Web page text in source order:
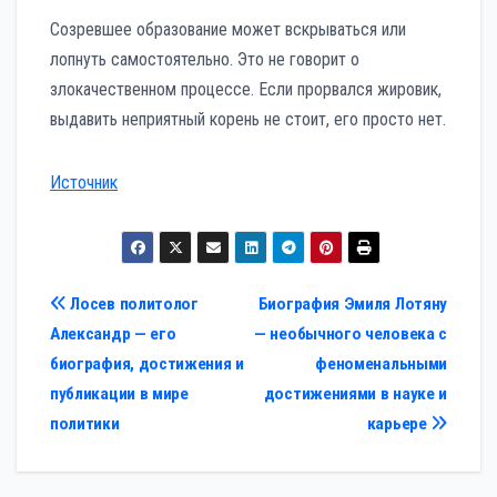
Созревшее образование может вскрываться или
лопнуть самостоятельно. Это не говорит о
злокачественном процессе. Если прорвался жировик,
выдавить неприятный корень не стоит, его просто нет.
Источник
Навигация
по
записям
Биография Эмиля Лотяну
— необычного человека с
феноменальными
достижениями в науке и
карьере
Лосев политолог
Александр — его
биография, достижения и
публикации в мире
политики